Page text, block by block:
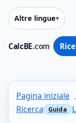
CalcBE.com
Altre lingue
Pagina iniziale
Ricerca